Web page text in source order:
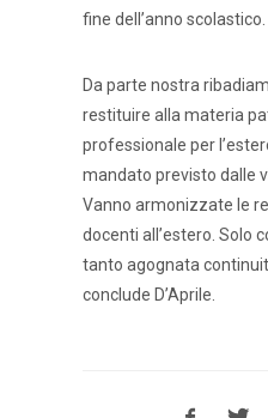
fine dell’anno scolastico.
Da parte nostra
restituire alla materia
professionale per
mandato previsto dalle
Vanno armonizzate le
docenti all’estero. Solo
tanto agognata
conclude D’Aprile.